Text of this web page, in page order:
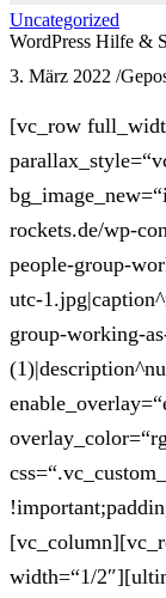
Uncategorized
WordPress Hilfe &
3. März 2022 /
[vc_row
rockets.de/wp-
people-group-
utc-
group-working-
width=“1/